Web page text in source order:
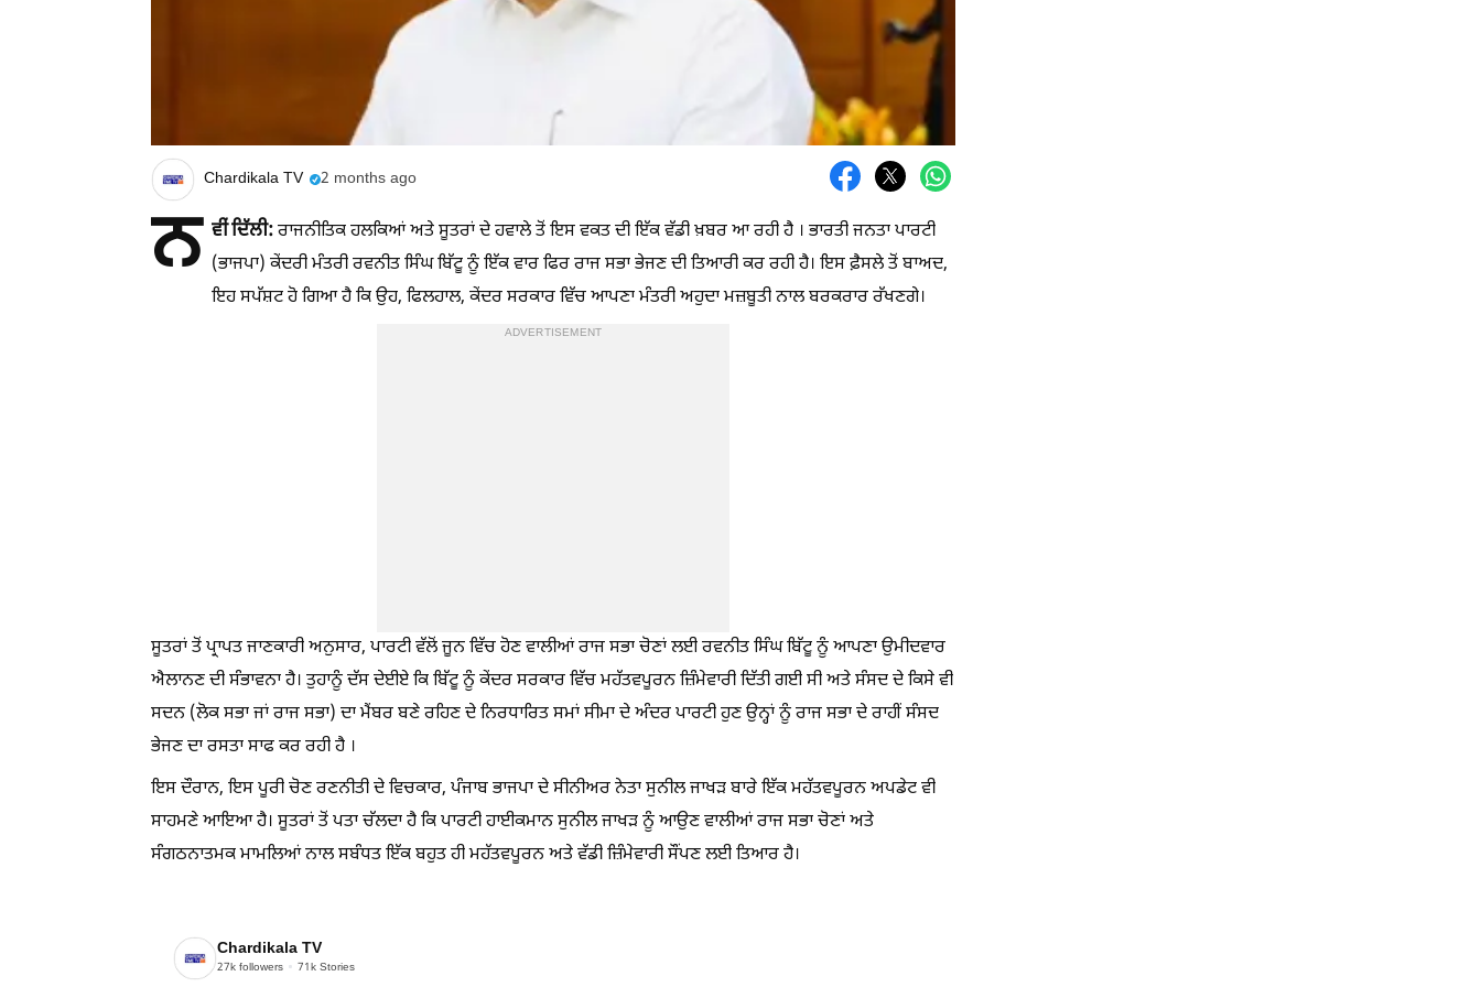
Chardikala TV 2 months ago
ਨ ਵੀਂ ਦਿੱਲੀ:ਰਾਜਨੀਤਿਕ ਹਲਕਿਆਂ ਅਤੇ ਸੂਤਰਾਂ ਦੇ ਹਵਾਲੇ ਤੋਂ ਇਸ ਵਕਤ ਦੀ ਇੱਕ ਵੱਡੀ ਖ਼ਬਰ ਆ ਰਹੀ ਹੈ । ਭਾਰਤੀ ਜਨਤਾ ਪਾਰਟੀ
(ਭਾਜਪਾ) ਕੇਂਦਰੀ ਮੰਤਰੀ ਰਵਨੀਤ ਸਿੰਘ ਬਿੱਟੂ ਨੂੰ ਇੱਕ ਵਾਰ ਫਿਰ ਰਾਜ ਸਭਾ ਭੇਜਣ ਦੀ ਤਿਆਰੀ ਕਰ ਰਹੀ ਹੈ। ਇਸ ਫ਼ੈਸਲੇ ਤੋਂ ਬਾਅਦ,
ਇਹ ਸਪੱਸ਼ਟ ਹੋ ਗਿਆ ਹੈ ਕਿ ਉਹ, ਫਿਲਹਾਲ, ਕੇਂਦਰ ਸਰਕਾਰ ਵਿੱਚ ਆਪਣਾ ਮੰਤਰੀ ਅਹੁਦਾ ਮਜ਼ਬੂਤੀ ਨਾਲ ਬਰਕਰਾਰ ਰੱਖਣਗੇ।
ADVERTISEMENT
ਸੂਤਰਾਂ ਤੋਂ ਪ੍ਰਾਪਤ ਜਾਣਕਾਰੀ ਅਨੁਸਾਰ, ਪਾਰਟੀ ਵੱਲੋਂ ਜੂਨ ਵਿੱਚ ਹੋਣ ਵਾਲੀਆਂ ਰਾਜ ਸਭਾ ਚੋਣਾਂ ਲਈ ਰਵਨੀਤ ਸਿੰਘ ਬਿੱਟੂ ਨੂੰ ਆਪਣਾ ਉਮੀਦਵਾਰ
ਐਲਾਨਣ ਦੀ ਸੰਭਾਵਨਾ ਹੈ। ਤੁਹਾਨੂੰ ਦੱਸ ਦੇਈਏ ਕਿ ਬਿੱਟੂ ਨੂੰ ਕੇਂਦਰ ਸਰਕਾਰ ਵਿੱਚ ਮਹੱਤਵਪੂਰਨ ਜ਼ਿੰਮੇਵਾਰੀ ਦਿੱਤੀ ਗਈ ਸੀ ਅਤੇ ਸੰਸਦ ਦੇ ਕਿਸੇ ਵੀ
ਸਦਨ (ਲੋਕ ਸਭਾ ਜਾਂ ਰਾਜ ਸਭਾ) ਦਾ ਮੈਂਬਰ ਬਣੇ ਰਹਿਣ ਦੇ ਨਿਰਧਾਰਿਤ ਸਮਾਂ ਸੀਮਾ ਦੇ ਅੰਦਰ ਪਾਰਟੀ ਹੁਣ ਉਨ੍ਹਾਂ ਨੂੰ ਰਾਜ ਸਭਾ ਦੇ ਰਾਹੀਂ ਸੰਸਦ
ਭੇਜਣ ਦਾ ਰਸਤਾ ਸਾਫ ਕਰ ਰਹੀ ਹੈ ।
ਇਸ ਦੌਰਾਨ, ਇਸ ਪੂਰੀ ਚੋਣ ਰਣਨੀਤੀ ਦੇ ਵਿਚਕਾਰ, ਪੰਜਾਬ ਭਾਜਪਾ ਦੇ ਸੀਨੀਅਰ ਨੇਤਾ ਸੁਨੀਲ ਜਾਖੜ ਬਾਰੇ ਇੱਕ ਮਹੱਤਵਪੂਰਨ ਅਪਡੇਟ ਵੀ
ਸਾਹਮਣੇ ਆਇਆ ਹੈ। ਸੂਤਰਾਂ ਤੋਂ ਪਤਾ ਚੱਲਦਾ ਹੈ ਕਿ ਪਾਰਟੀ ਹਾਈਕਮਾਨ ਸੁਨੀਲ ਜਾਖੜ ਨੂੰ ਆਉਣ ਵਾਲੀਆਂ ਰਾਜ ਸਭਾ ਚੋਣਾਂ ਅਤੇ
ਸੰਗਠਨਾਤਮਕ ਮਾਮਲਿਆਂ ਨਾਲ ਸਬੰਧਤ ਇੱਕ ਬਹੁਤ ਹੀ ਮਹੱਤਵਪੂਰਨ ਅਤੇ ਵੱਡੀ ਜ਼ਿੰਮੇਵਾਰੀ ਸੌਂਪਣ ਲਈ ਤਿਆਰ ਹੈ।
Chardikala TV
27k followers 71k Stories